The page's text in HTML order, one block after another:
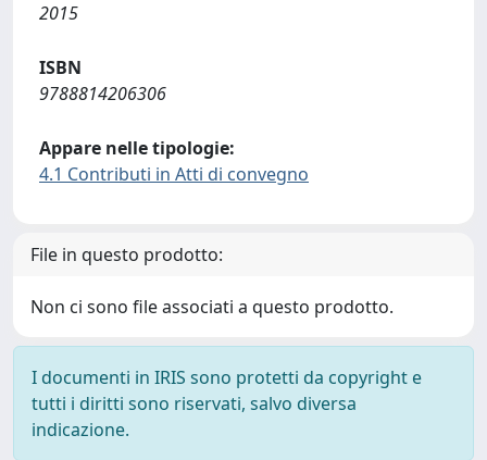
2015
ISBN
9788814206306
Appare nelle tipologie:
4.1 Contributi in Atti di convegno
File in questo prodotto:
Non ci sono file associati a questo prodotto.
I documenti in IRIS sono protetti da copyright e
tutti i diritti sono riservati, salvo diversa
indicazione.